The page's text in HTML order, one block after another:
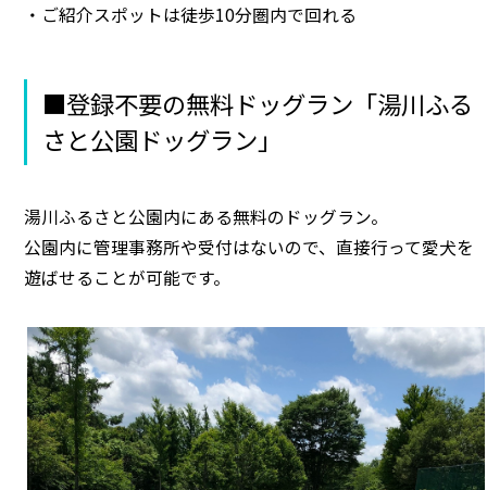
・ご紹介スポットは徒歩10分圏内で回れる
■登録不要の無料ドッグラン「湯川ふる
さと公園ドッグラン」
湯川ふるさと公園内にある無料のドッグラン。
公園内に管理事務所や受付はないので、直接行って愛犬を
遊ばせることが可能です。